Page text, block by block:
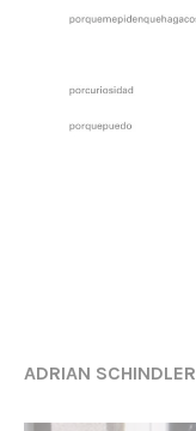
ADRIAN SCHINDLER